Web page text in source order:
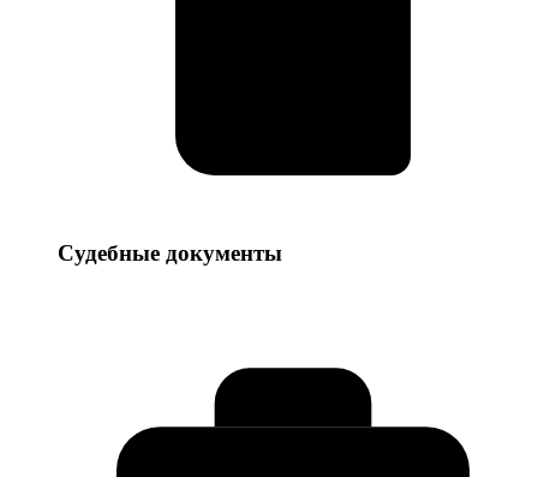
Судебные
Судебные документы